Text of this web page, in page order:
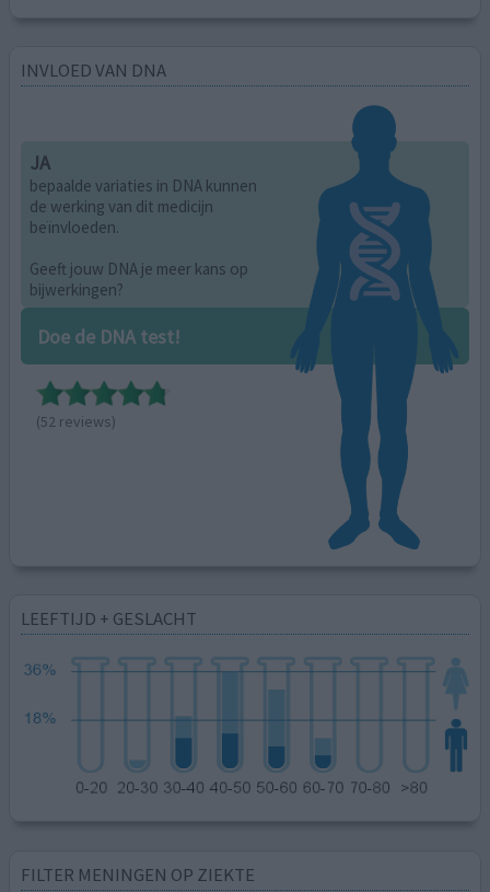
INVLOED VAN DNA
JA
bepaalde variaties in DNA kunnen
de werking van dit medicijn
beïnvloeden.
Geeft jouw DNA je meer kans op
bijwerkingen?
Doe de DNA test!
(52 reviews)
LEEFTIJD + GESLACHT
FILTER MENINGEN OP ZIEKTE